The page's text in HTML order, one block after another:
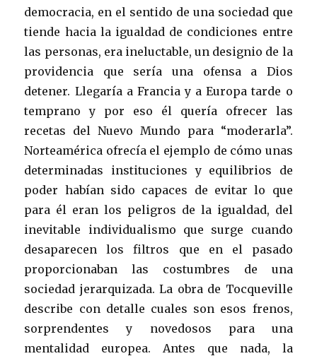
democracia, en el sentido de una sociedad que
tiende hacia la igualdad de condiciones entre
las personas, era ineluctable, un designio de la
providencia que sería una ofensa a Dios
detener. Llegaría a Francia y a Europa tarde o
temprano y por eso él quería ofrecer las
recetas del Nuevo Mundo para “moderarla”.
Norteamérica ofrecía el ejemplo de cómo unas
determinadas instituciones y equilibrios de
poder habían sido capaces de evitar lo que
para él eran los peligros de la igualdad, del
inevitable individualismo que surge cuando
desaparecen los filtros que en el pasado
proporcionaban las costumbres de una
sociedad jerarquizada. La obra de Tocqueville
describe con detalle cuales son esos frenos,
sorprendentes y novedosos para una
mentalidad europea. Antes que nada, la